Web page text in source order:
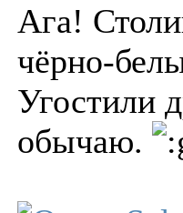
Ага!
чёрно-
Угостили
обычаю.